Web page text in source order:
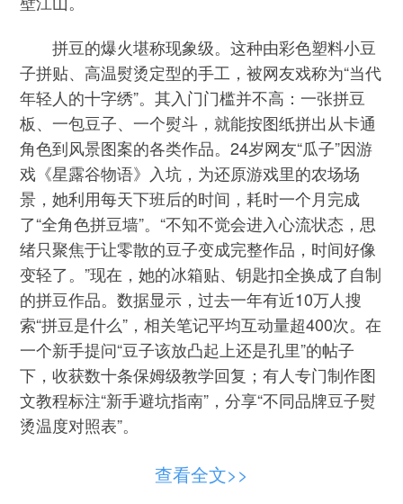
拼豆的爆火堪称现象级。这种由彩色塑料小豆
子拼贴、高温熨烫定型的手工，被网友戏称为“当代
年轻人的十字绣”。其入门门槛并不高：一张拼豆
板、一包豆子、一个熨斗，就能按图纸拼出从卡通
角色到风景图案的各类作品。24岁网友“瓜子”因游
戏《星露谷物语》入坑，为还原游戏里的农场场
景，她利用每天下班后的时间，耗时一个月完成
了“全角色拼豆墙”。“不知不觉会进入心流状态，思
绪只聚焦于让零散的豆子变成完整作品，时间好像
变轻了。”现在，她的冰箱贴、钥匙扣全换成了自制
的拼豆作品。数据显示，过去一年有近10万人搜
索“拼豆是什么”，相关笔记平均互动量超400次。在
一个新手提问“豆子该放凸起上还是孔里”的帖子
下，收获数十条保姆级教学回复；有人专门制作图
文教程标注“新手避坑指南”，分享“不同品牌豆子熨
烫温度对照表”。
钩织则以“随地大小钩”的灵活性圈粉无数。咖
查看全文>>